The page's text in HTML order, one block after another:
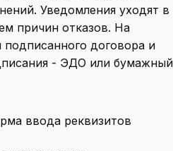
Уведомления уходят в
причин отказов. На
подписанного договора и
- ЭДО или бумажный
ввода реквизитов